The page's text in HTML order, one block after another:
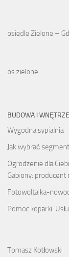
osiedle Zielone –
os zielone
BUDOWA I WNĘTRZE
Wygodna sypialnia
Jak wybrać
Ogrodzenie dla
Gabiony: producent
Fotowoltaika-
Pomoc koparki.
Tomasz Kotłowski